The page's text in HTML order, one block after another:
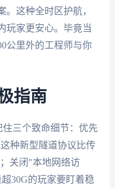
。这种全时区护航，
玩家更安心。毕竟当
公里外的工程师与你
指南
三个致命细节：优先
种新型隧道协议比传
关闭"本地网络访
30G的玩家要盯着稳